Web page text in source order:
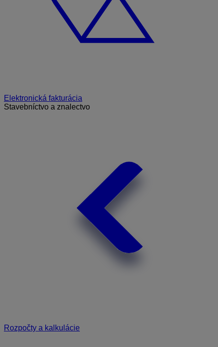
Elektronická fakturácia
Stavebníctvo a znalectvo
Rozpočty a kalkulácie